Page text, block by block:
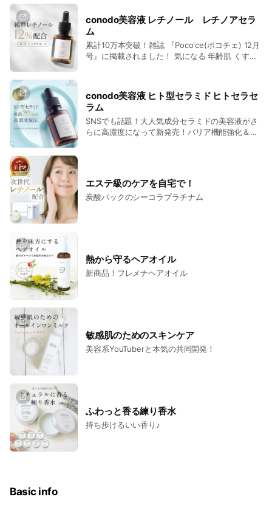
conodo美容液 レチノール レチノアセラ
ム
累計10万本突破！雑誌 『Poco'ce(ポコチェ) 12月
号』に掲載されました！ 気になる 年齢肌 くすみ
conodo美容液 ヒト型セラミド ヒトセラセ
ラム
SNSでも話題！大人気成分セラミドの美容液がさ
らに高濃度になって新発売！バリア機能強化＆乾
エステ級のケアを自宅で！
炭酸パックのシーコラプラチナム
熱から守るヘアオイル
新商品！フレメナヘアオイル
敏感肌のためのスキンケア
美容系YouTuberと本気の共同開発！
ふわっと香る練り香水
持ち歩けるいい香り♪
Basic info